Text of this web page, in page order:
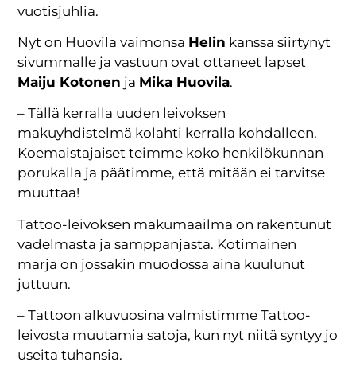
vuotisjuhlia.
Nyt on Huovila vaimonsa Helin kanssa siirtynyt
sivummalle ja vastuun ovat ottaneet lapset
Maiju Kotonen ja Mika Huovila.
– Tällä kerralla uuden leivoksen
makuyhdistelmä kolahti kerralla kohdalleen.
Koemaistajaiset teimme koko henkilökunnan
porukalla ja päätimme, että mitään ei tarvitse
muuttaa!
Tattoo-leivoksen makumaailma on rakentunut
vadelmasta ja samppanjasta. Kotimainen
marja on jossakin muodossa aina kuulunut
juttuun.
– Tattoon alkuvuosina valmistimme Tattoo-
leivosta muutamia satoja, kun nyt niitä syntyy jo
useita tuhansia.